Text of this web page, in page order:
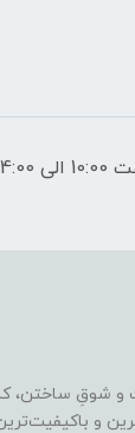
و شوقِ ساختن،
و